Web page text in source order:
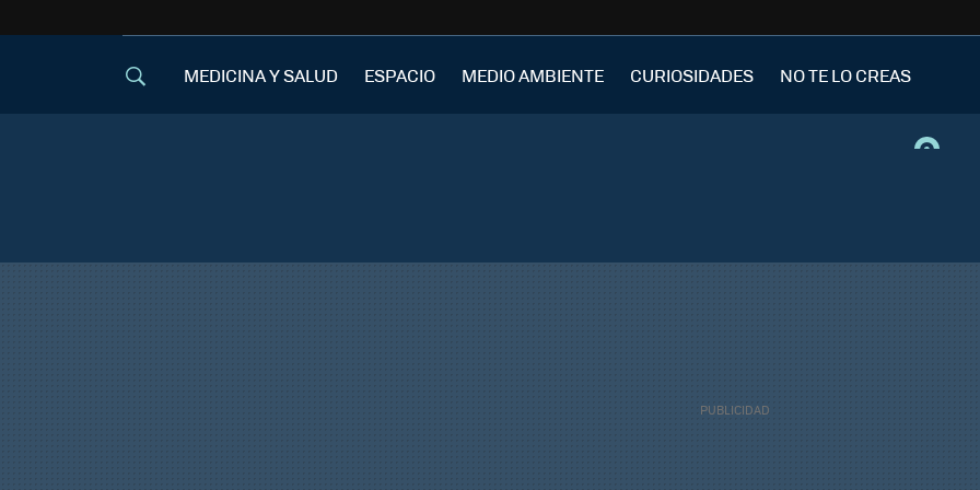
MEDICINA Y SALUD ESPACIO MEDIO AMBIENTE CURIOSIDADES NO TE LO CREAS